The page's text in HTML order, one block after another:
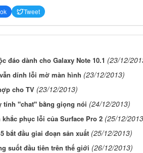
Tweet
đáo dành cho Galaxy Note 10.1 (23/12/
dính lỗi mờ màn hình (23/12/2013)
cho TV (23/12/2013)
tính "chat" bằng giọng nói (24/12/2013)
phục lỗi của Surface Pro 2 (25/12/
bắt đầu giai đoạn sản xuất (25/12/2013)
suốt đầu tiên trên thế giới (26/12/2013)